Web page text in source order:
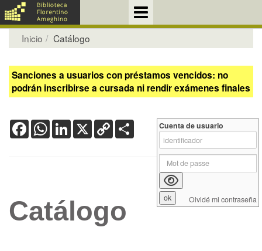
Inicio Catálogo
Sanciones a usuarios con préstamos vencidos: no
podrán inscribirse a cursada ni rendir exámenes finales
FacebookWhatsApp
LinkedIn
X Copy
Link
Catálogo
Cuenta de usuario
Olvidé mi contraseña